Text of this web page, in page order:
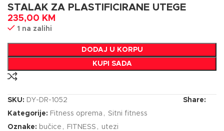
STALAK ZA PLASTIFICIRANE UTEGE
235,00 KM
1 na zalihi
DODAJ U KORPU
KUPI SADA
SKU: DY-DR-1052
Kategorije: Fitness oprema , Sitni fitness
Oznake: bučice , FITNESS , utezi
Share: